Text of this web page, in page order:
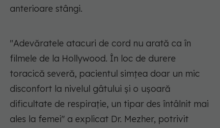
anterioare stângi.
"Adevăratele atacuri de cord nu arată ca în
filmele de la Hollywood. În loc de durere
toracică severă, pacientul simțea doar un mic
disconfort la nivelul gâtului și o ușoară
dificultate de respirație, un tipar des întâlnit mai
ales la femei" a explicat Dr. Mezher, potrivit